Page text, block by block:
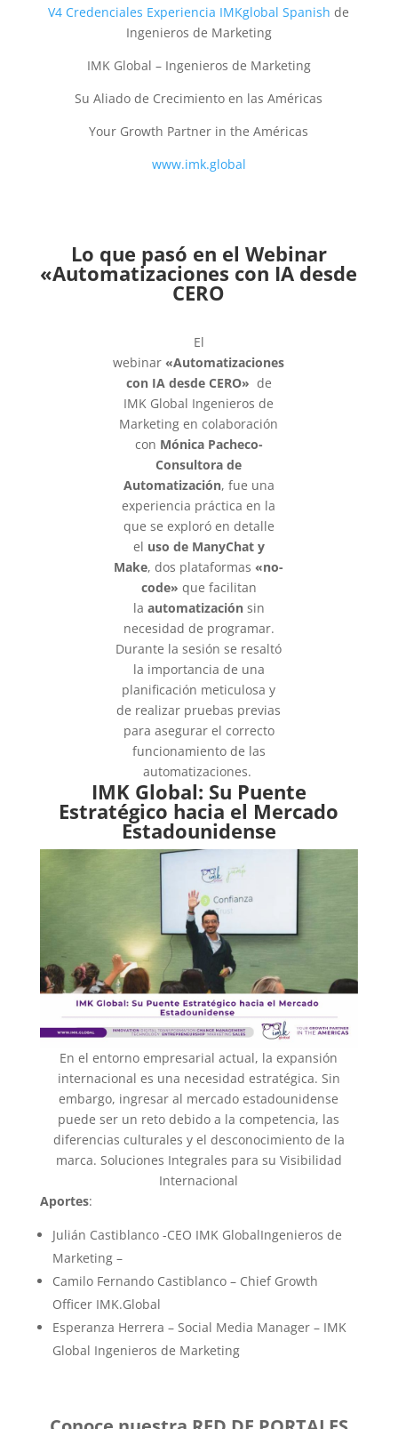
V4 Credenciales Experiencia IMKglobal Spanish de
Ingenieros de Marketing
IMK Global – Ingenieros de Marketing
Su Aliado de Crecimiento en las Américas
Your Growth Partner in the Américas
www.imk.global
Lo que pasó en el Webinar
«Automatizaciones con IA desde
CERO
El
webinar «Automatizaciones
con IA desde CERO» de
IMK Global Ingenieros de
Marketing en colaboración
con Mónica Pacheco-
Consultora de
Automatización, fue una
experiencia práctica en la
que se exploró en detalle
el uso de ManyChat y
Make, dos plataformas «no-
code» que facilitan
la automatizaciónsin
necesidad de programar.
Durante la sesión se resaltó
la importancia de una
planificación meticulosa y
de realizar pruebas previas
para asegurar el correcto
funcionamiento de las
automatizaciones.
IMK Global: Su Puente
Estratégico hacia el Mercado
Estadounidense
En el entorno empresarial actual, la expansión
internacional es una necesidad estratégica. Sin
embargo, ingresar al mercado estadounidense
puede ser un reto debido a la competencia, las
diferencias culturales y el desconocimiento de la
marca. Soluciones Integrales para su Visibilidad
Internacional
Aportes:
Julián Castiblanco -CEO IMK GlobalIngenieros de
Marketing –
Camilo Fernando Castiblanco – Chief Growth
Officer IMK.Global
Esperanza Herrera – Social Media Manager – IMK
Global Ingenieros de Marketing